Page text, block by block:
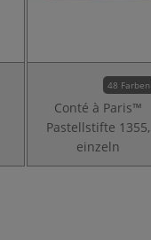
48 Farben
Conté à Paris™
Pastellstifte 1355,
einzeln